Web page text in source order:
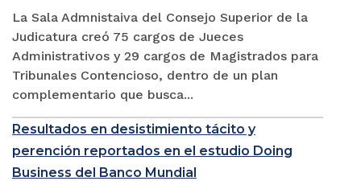
La Sala Admnistaiva del Consejo Superior de la
Judicatura creó 75 cargos de Jueces
Administrativos y 29 cargos de Magistrados para
Tribunales Contencioso, dentro de un plan
complementario que busca...
Resultados en desistimiento tácito y
perención reportados en el estudio Doing
Business del Banco Mundial